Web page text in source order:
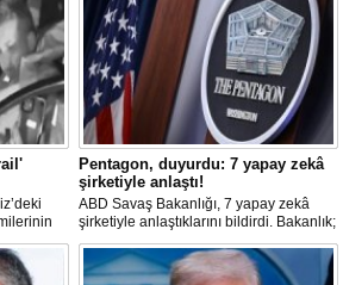
taciz
Pentagon, duyurdu: 7 yapay zekâ
şirketiyle anlaştı!
ABD Savaş Bakanlığı, 7 yapay zekâ
şirketiyle anlaştıklarını bildirdi. Bakanlık;
yapay zekâ teknolojisini bilgisayar
ağlarında ve savaş alanında kullanmayı
hedefliyor